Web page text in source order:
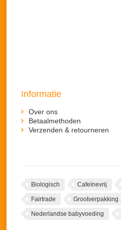
Informatie
Over ons
Betaalmethoden
Verzenden & retourneren
Biologisch Cafeïnevrij
Fairtrade Grootverpakking
Nederlandse babyvoeding